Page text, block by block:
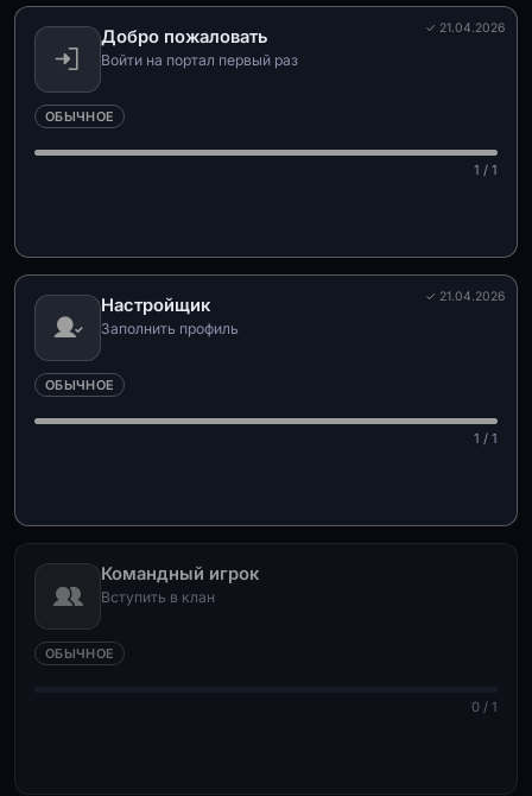
✓ 21.04.2026
Добро пожаловать
Войти на портал первый раз
ОБЫЧНОЕ
1 / 1
✓ 21.04.2026
Настройщик
Заполнить профиль
ОБЫЧНОЕ
1 / 1
Командный игрок
Вступить в клан
ОБЫЧНОЕ
0 / 1